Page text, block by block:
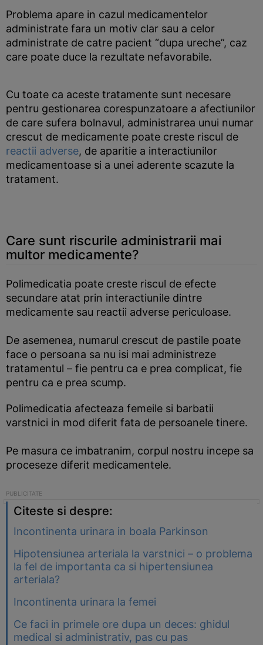
Problema apare in cazul medicamentelor
administrate fara un motiv clar sau a celor
administrate de catre pacient “dupa ureche”, caz
care poate duce la rezultate nefavorabile.
Cu toate ca aceste tratamente sunt necesare
pentru gestionarea corespunzatoare a afectiunilor
de care sufera bolnavul, administrarea unui numar
crescut de medicamente poate creste riscul de
reactii adverse, de aparitie a interactiunilor
medicamentoase si a unei aderente scazute la
tratament.
Care sunt riscurile administrarii mai
multor medicamente?
Polimedicatia poate creste riscul de efecte
secundare atat prin interactiunile dintre
medicamente sau reactii adverse periculoase.
De asemenea, numarul crescut de pastile poate
face o persoana sa nu isi mai administreze
tratamentul – fie pentru ca e prea complicat, fie
pentru ca e prea scump.
Polimedicatia afecteaza femeile si barbatii
varstnici in mod diferit fata de persoanele tinere.
Pe masura ce imbatranim, corpul nostru incepe sa
proceseze diferit medicamentele.
Citeste si despre:
Incontinenta urinara in boala Parkinson
Hipotensiunea arteriala la varstnici – o problema
la fel de importanta ca si hipertensiunea
arteriala?
Incontinenta urinara la femei
Ce faci in primele ore dupa un deces: ghidul
medical si administrativ, pas cu pas